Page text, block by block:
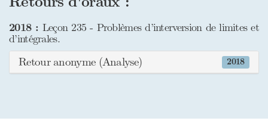
2018 : Leçon 235 - Problèmes d’interversion de limites et
d’intégrales.
2018
Retour anonyme (Analyse)